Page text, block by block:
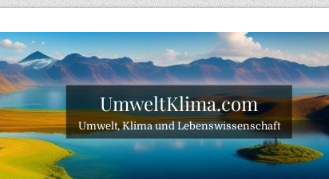
UmweltKlima.com
Umwelt, Klima und Lebenswissenschaft